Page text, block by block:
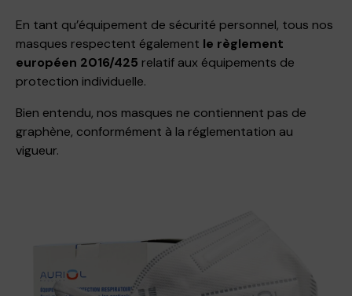
En tant qu’équipement de sécurité personnel, tous nos
masques respectent également le règlement
européen 2016/425 relatif aux équipements de
protection individuelle.
Bien entendu, nos masques ne contiennent pas de
graphène, conformément à la réglementation au
vigueur.